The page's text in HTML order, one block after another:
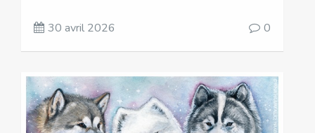
30 avril 2026 0